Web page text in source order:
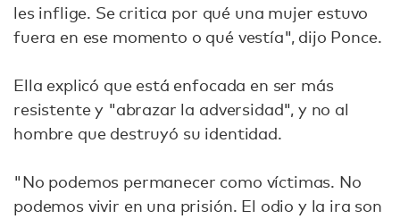
les inflige. Se critica por qué una mujer estuvo
fuera en ese momento o qué vestía", dijo Ponce.
Ella explicó que está enfocada en ser más
resistente y "abrazar la adversidad", y no al
hombre que destruyó su identidad.
"No podemos permanecer como víctimas. No
podemos vivir en una prisión. El odio y la ira son